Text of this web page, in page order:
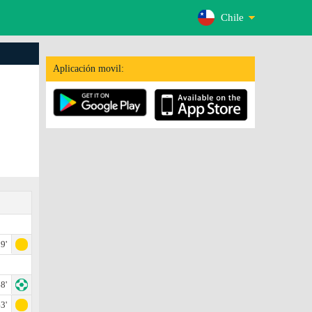
Chile
Aplicación movil: